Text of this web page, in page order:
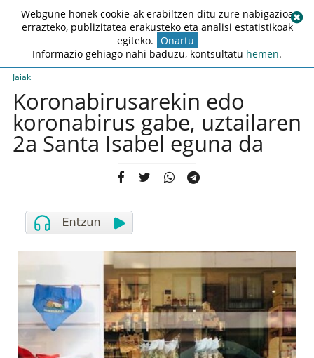
Jaiak
Koronabirusarekin edo
koronabirus gabe, uztailaren
2a Santa Isabel eguna da
Webgune honek cookie-ak erabiltzen ditu zure nabigazioa
errazteko, publizitatea erakusteko eta analisi estatistikoak
egiteko. Onartu
Informazio gehiago nahi baduzu, kontsultatu hemen.